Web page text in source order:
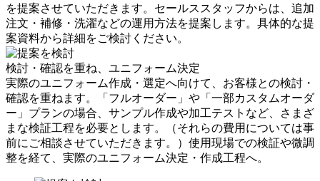
を提案させていただきます。セールススタッフからは、追加
注文・補修・洗濯などの運用方法を提案します。具体的な提
案資料から詳細をご検討ください。
検討・確認を重ね、ユニフォーム決定
実際のユニフォーム作成・選定へ向けて、お客様との検討・
確認を重ねます。「フルオーダー」や「一部カスタムオーダ
ー」プランの場合、サンプル作成や加工テストなど、さまざ
まな検証工程を必要とします。（それらの費用については事
前にご相談させていただきます。）使用現場での検証や微調
整を経て、実際のユニフォーム決定・作成工程へ。